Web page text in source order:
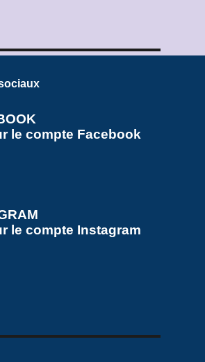
le compte Facebook
le compte Instagram